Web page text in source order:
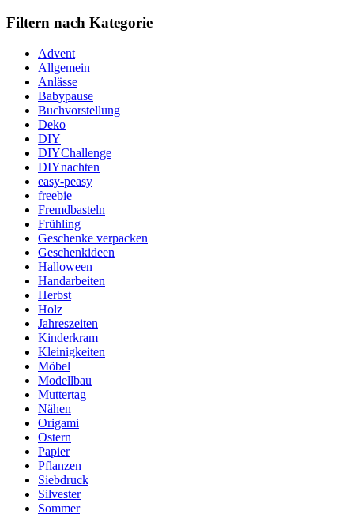
Filtern nach Kategorie
Advent
Allgemein
Anlässe
Babypause
Buchvorstellung
Deko
DIY
DIYChallenge
DIYnachten
easy-peasy
freebie
Fremdbasteln
Frühling
Geschenke verpacken
Geschenkideen
Halloween
Handarbeiten
Herbst
Holz
Jahreszeiten
Kinderkram
Kleinigkeiten
Möbel
Modellbau
Muttertag
Nähen
Origami
Ostern
Papier
Pflanzen
Siebdruck
Silvester
Sommer